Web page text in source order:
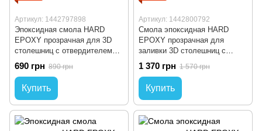
Артикул: 1442797898
Эпоксидная смола HARD
EPOXY прозрачная для 3D
столешниц с отвердителем
(толщина слоя до 7см) 1кг
690 грн 890 грн
Купить
Артикул: 1442800792
Cмола эпоксидная HARD
EPOXY прозрачная для
заливки 3D столешниц с
отвердителем (толщина слоя
до 7см) 2кг
1 370 грн 1 570 грн
Купить